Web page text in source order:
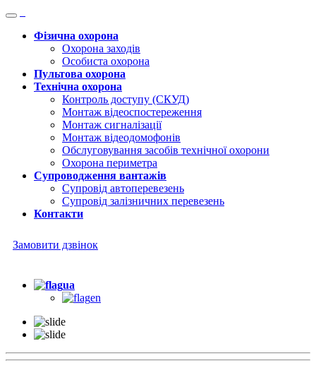
Фізична охорона
Охорона заходів
Особиста охорона
Пультова охорона
Технічна охорона
Контроль доступу (СКУД)
Монтаж відеоспостереження
Монтаж сигналізації
Монтаж відеодомофонів
Обслуговування засобів технічної охорони
Охорона периметра
Супроводження вантажів
Супровід автоперевезень
Супровід залізничних перевезень
Контакти
Замовити дзвінок
ua
en